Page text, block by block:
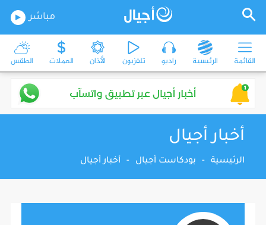
مباشر
القائمة الرئيسية راديو تلفزيون الأذان العملات الطقس
أخبار أجيال
الرئيسية - بودكاست أجيال - أخبار أجيال